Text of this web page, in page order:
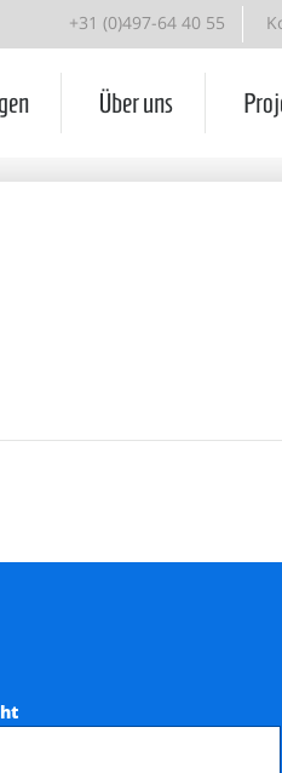
+31 (0)497-64 40 55
Über uns